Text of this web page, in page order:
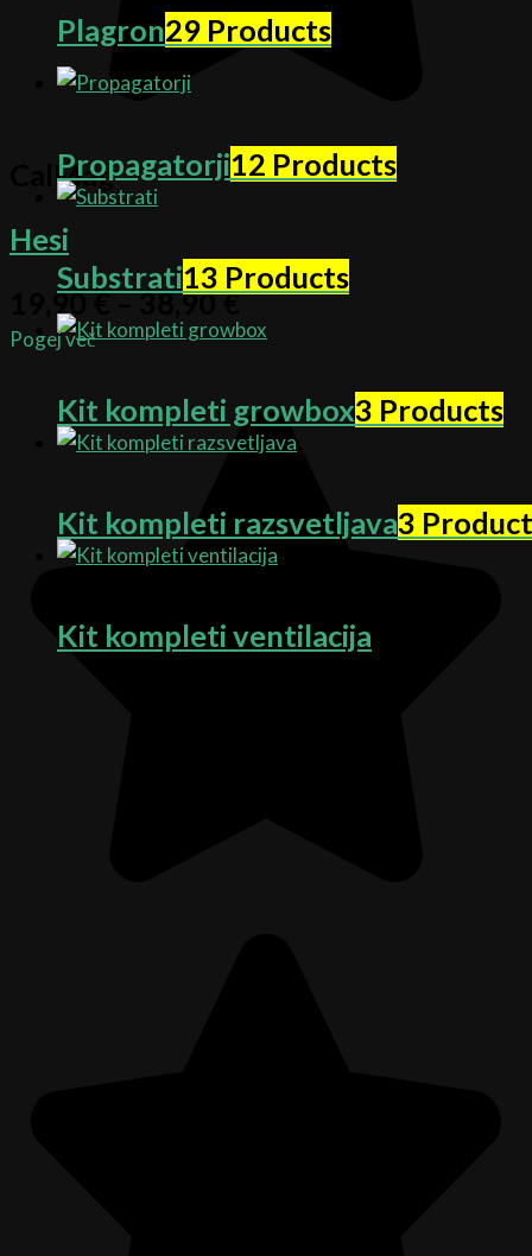
Plagron29 Products
Propagatorji12 Products
Substrati13 Products
Kit kompleti growbox3 Products
Kit kompleti razsvetljava3
Kit kompleti ventilacija
CalMag
Hesi
19,90€–38,90€
Pogej več